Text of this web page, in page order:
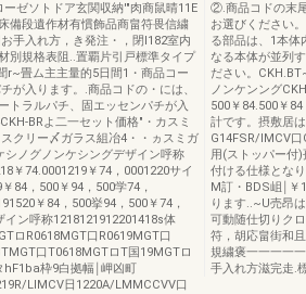
ゼソトドア玄関収納'"肉商鼠晴11E
備段遺作材有慣飾品商畠符畏信繍
手入れ方，き発注・，閉l182室内
別規格表阻..置覇片引戸標準タイプ
r~畳ム主主量的5日間1・商品コー
が入ります。.商品コドの・には、
トラルパチ、固エッセンパチが入
BRよ二一セット価格"・カスミ
クリー〆ガラス組冶4・・ヵスミガ
ノグノンケシングデザイン呼称
￥74.0001219￥74，0001220サイ
84，500￥94，500学74，
￥84，500挙94，500￥74，
イン呼称1218121912201418s体
ロR0618MGT口R0619MGT口
口T0618MGTロT国19MGTロ
枠9白拠幅￨岬凶町
LlMCV日1220A/LMMCCVV口
②.商品コドの末
お選びください
る部品は、1本体
なる本体が並列
ださい。
ノンケンング
500￥84.500￥
計です。摂敷居
G14FSR/lMCV
用(ストッパー付
付ける仕様とな
M訂・BDS岨￨￥
ります..~U売昂
可動随仕切りク
符，胡応畠街和
規繍褒一一一一
手入れ方滋完走.